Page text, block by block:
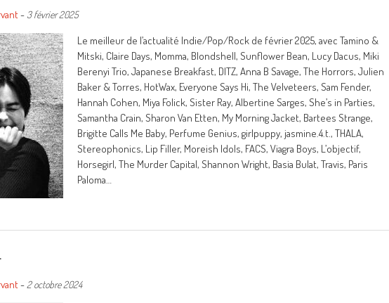
- 3 février 2025
Le meilleur de l’actualité Indie/Pop/Rock de février 2025, avec Tamino &
Mitski, Claire Days, Momma, Blondshell, Sunflower Bean, Lucy Dacus, Miki
Berenyi Trio, Japanese Breakfast, DITZ, Anna B Savage, The Horrors, Julien
Baker & Torres, HotWax, Everyone Says Hi, The Velveteers, Sam Fender,
Hannah Cohen, Miya Folick, Sister Ray, Albertine Sarges, She’s in Parties,
Samantha Crain, Sharon Van Etten, My Morning Jacket, Bartees Strange,
Brigitte Calls Me Baby, Perfume Genius, girlpuppy, jasmine.4.t., THALA,
Stereophonics, Lip Filler, Moreish Idols, FACS, Viagra Boys, L’objectif,
Horsegirl, The Murder Capital, Shannon Wright, Basia Bulat, Travis, Paris
Paloma…
- 2 octobre 2024